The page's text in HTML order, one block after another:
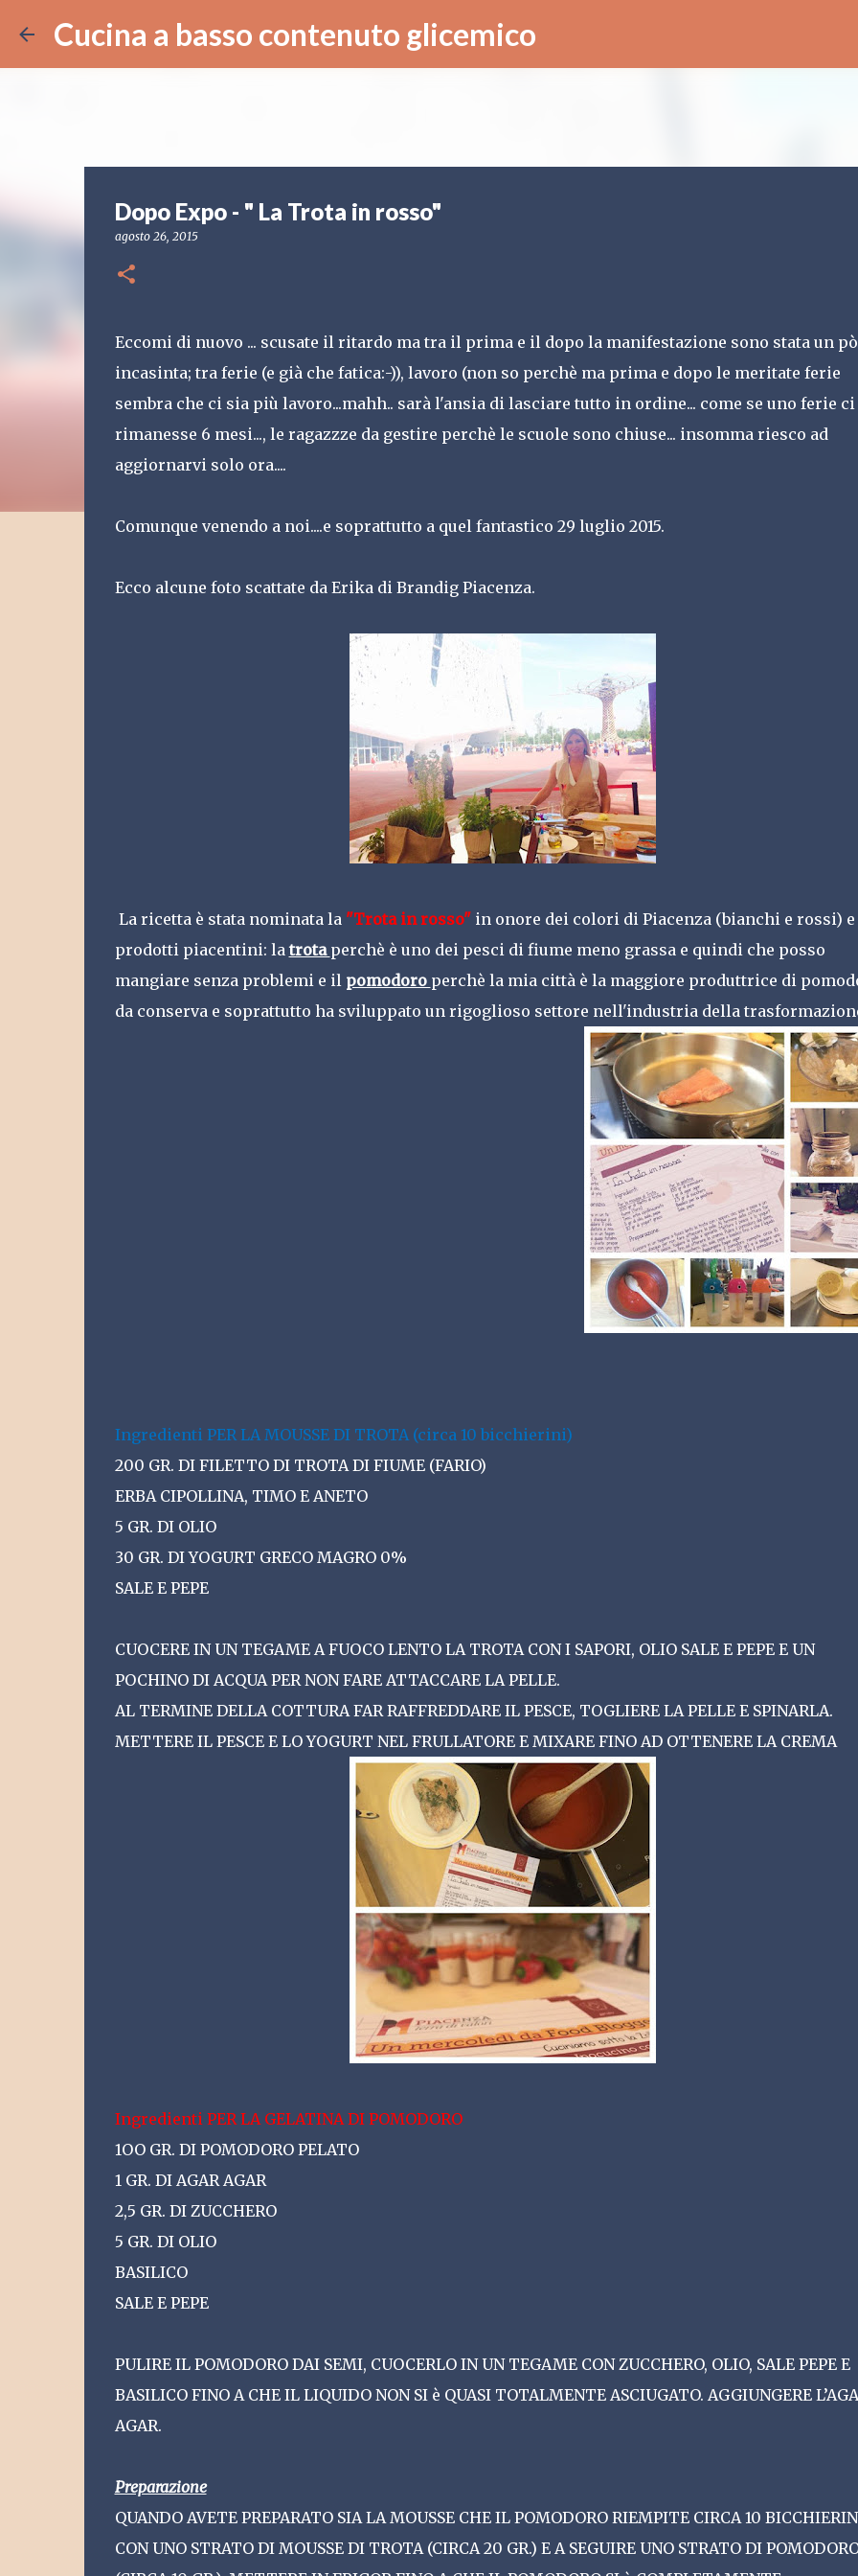
Cucina a basso contenuto glicemico
Dopo Expo - " La Trota in rosso"
agosto 26, 2015
Eccomi di nuovo ... scusate il ritardo ma tra il prima e il dopo la manifestazione sono stata un pò
incasinta; tra ferie (e già che fatica:-)), lavoro (non so perchè ma prima e dopo le meritate ferie
sembra che ci sia più lavoro...mahh.. sarà l'ansia di lasciare tutto in ordine... come se uno ferie ci
rimanesse 6 mesi..., le ragazzze da gestire perchè le scuole sono chiuse... insomma riesco ad
aggiornarvi solo ora....
Comunque venendo a noi....e soprattutto a quel fantastico 29 luglio 2015.
Ecco alcune foto scattate da Erika di Brandig Piacenza.
La ricetta è stata nominata la "Trota in rosso"in onore dei colori di Piacenza (bianchi e rossi) e
prodotti piacentini: la trota perchè è uno dei pesci di fiume meno grassa e quindi che posso
mangiare senza problemi e il pomodoro perchè la mia città è la maggiore produttrice di
da conserva e soprattutto ha sviluppato un rigoglioso settore nell'industria della
Ingredienti PER LA MOUSSE DI TROTA (circa 10 bicchierini)
200 GR. DI FILETTO DI TROTA DI FIUME (FARIO)
ERBA CIPOLLINA, TIMO E ANETO
5 GR. DI OLIO
30 GR. DI YOGURT GRECO MAGRO 0%
SALE E PEPE
CUOCERE IN UN TEGAME A FUOCO LENTO LA TROTA CON I SAPORI, OLIO SALE E PEPE E UN
POCHINO DI ACQUA PER NON FARE ATTACCARE LA PELLE.
AL TERMINE DELLA COTTURA FAR RAFFREDDARE IL PESCE, TOGLIERE LA PELLE E SPINARLA.
METTERE IL PESCE E LO YOGURT NEL FRULLATORE E MIXARE FINO AD OTTENERE LA CREMA
Ingredienti PER LA GELATINA DI POMODORO
1OO GR. DI POMODORO PELATO
1 GR. DI AGAR AGAR
2,5 GR. DI ZUCCHERO
5 GR. DI OLIO
BASILICO
SALE E PEPE
PULIRE IL POMODORO DAI SEMI, CUOCERLO IN UN TEGAME CON ZUCCHERO, OLIO, SALE PEPE E
BASILICO FINO A CHE IL LIQUIDO NON SI è QUASI TOTALMENTE ASCIUGATO. AGGIUNGERE
AGAR.
Preparazione
QUANDO AVETE PREPARATO SIA LA MOUSSE CHE IL POMODORO RIEMPITE CIRCA 10
CON UNO STRATO DI MOUSSE DI TROTA (CIRCA 20 GR.) E A SEGUIRE UNO STRATO DI